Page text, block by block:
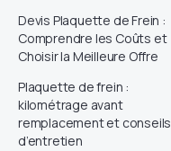
Devis Plaquette de Frein :
Comprendre les Coûts et
Choisir la Meilleure Offre
Plaquette de frein :
kilométrage avant
remplacement et conseils
d’entretien